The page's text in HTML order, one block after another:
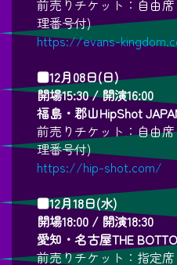
前売りチケット：自由
理番号付)
https://evans-
■12月08日(日)
開場15:30 / 開演16:00
福島・郡山HipShot
前売りチケット：自由
理番号付)
https://hip-shot.com/
■12月18日(水)
開場18:00 / 開演18:30
愛知・名古屋THE
前売りチケット：指定